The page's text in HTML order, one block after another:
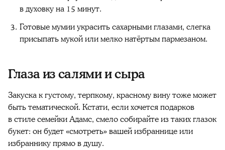
в духовку на 15 минут.
Готовые мумии украсить сахарными глазами, слегка
присыпать мукой или мелко натёртым пармезаном.
Глаза из салями и сыра
Закуска к густому, терпкому, красному вину тоже может
быть тематической. Кстати, если хочется подарков
в стиле семейки Адамс, смело собирайте из таких глазок
букет: он будет «смотреть» вашей избраннице или
избраннику прямо в душу.